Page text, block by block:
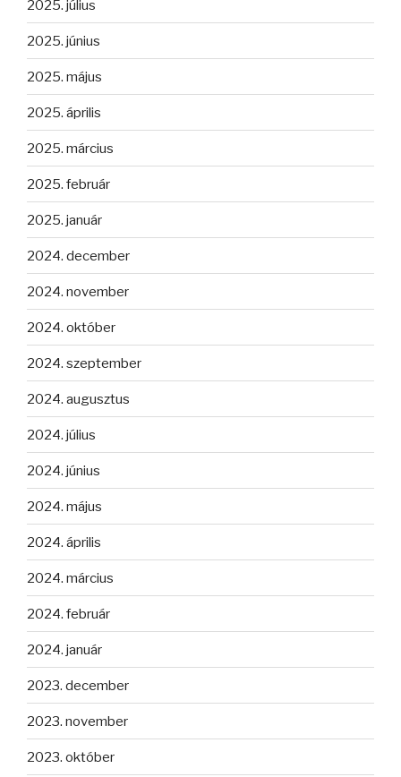
2025. július
2025. június
2025. május
2025. április
2025. március
2025. február
2025. január
2024. december
2024. november
2024. október
2024. szeptember
2024. augusztus
2024. július
2024. június
2024. május
2024. április
2024. március
2024. február
2024. január
2023. december
2023. november
2023. október